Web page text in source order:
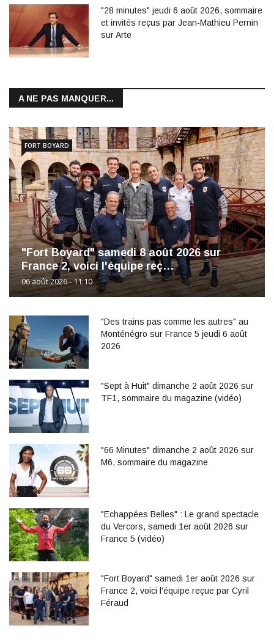
"28 minutes" jeudi 6 août 2026, sommaire
et invités reçus par Jean-Mathieu Pernin
sur Arte
A NE PAS MANQUER...
"Fort Boyard" samedi 8 août 2026 sur
France 2, voici l'équipe reç…
06 août 2026 - 11:10
FORT BOYARD
"Des trains pas comme les autres" au
Monténégro sur France 5 jeudi 6 août
2026
"Sept à Huit" dimanche 2 août 2026 sur
TF1, sommaire du magazine (vidéo)
"66 Minutes" dimanche 2 août 2026 sur
M6, sommaire du magazine
"Echappées Belles" : Le grand spectacle
du Vercors, samedi 1er août 2026 sur
France 5 (vidéo)
"Fort Boyard" samedi 1er août 2026 sur
France 2, voici l'équipe reçue par Cyril
Féraud